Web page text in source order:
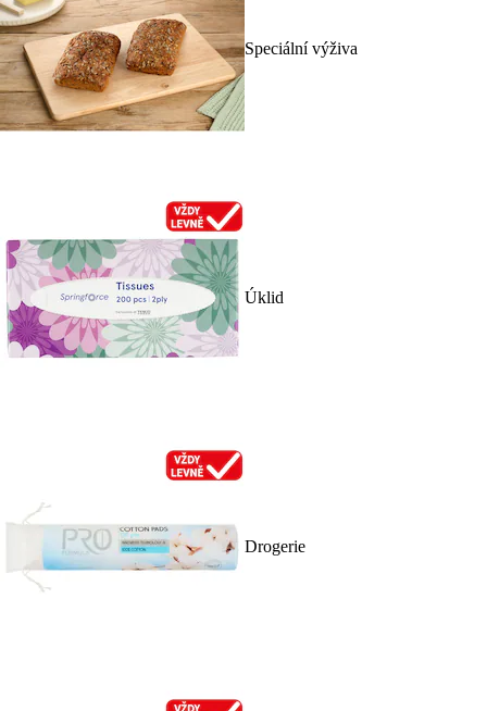
Speciální výživa
Úklid
Drogerie